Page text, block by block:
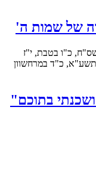
של שמות ה'
כ"ו בטבת, י"ז
כ"ד במרחשוון
בתוכם"